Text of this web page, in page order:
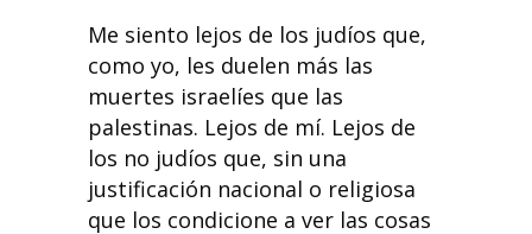
Me siento lejos de los judíos que,
como yo, les duelen más las
muertes israelíes que las
palestinas. Lejos de mí. Lejos de
los no judíos que, sin una
justificación nacional o religiosa
que los condicione a ver las cosas